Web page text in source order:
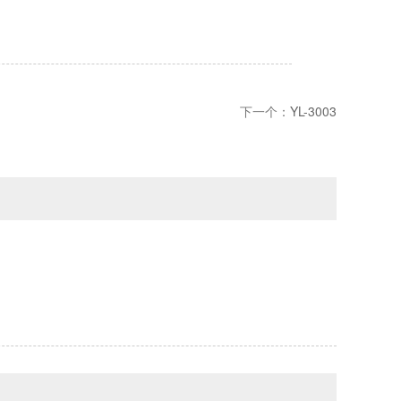
下一个： YL-3003